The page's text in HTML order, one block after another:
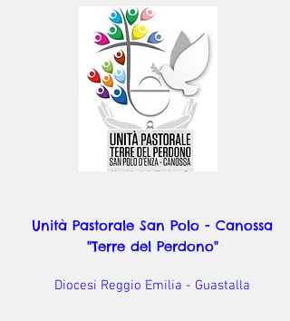
Unità Pastorale San Polo - Canossa
"Terre del Perdono"
Diocesi Reggio Emilia - Guastalla